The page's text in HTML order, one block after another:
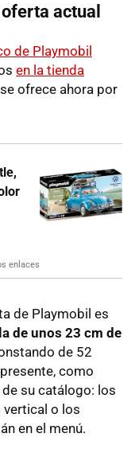
actual
de Playmobil
en la tienda
ofrece ahora por
enlaces
de Playmobil es
de unos 23 cm de
de 52
como
su catálogo: los
vertical o los
en el menú.